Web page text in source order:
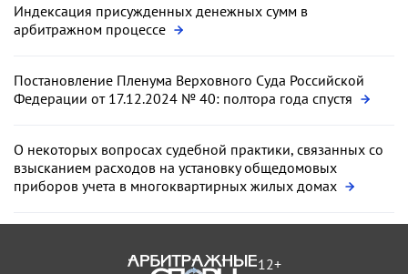
Индексация присужденных денежных сумм в
арбитражном процессе
Постановление Пленума Верховного Суда Российской
Федерации от 17.12.2024 № 40: полтора года спустя
О некоторых вопросах судебной практики, связанных со
взысканием расходов на установку общедомовых
приборов учета в многоквартирных жилых домах
12+